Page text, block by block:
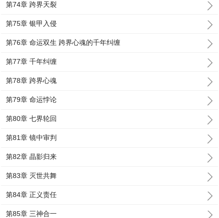
第74章 跨界天裂
第75章 银甲入侵
第76章 命运双生 跨界心魂的千年纠缠
第77章 千年纠缠
第78章 跨界心魂
第79章 命运悖论
第80章 七界轮回
第81章 镜中审判
第82章 晶影归来
第83章 灭世共舞
第84章 正义责任
第85章 三神合一